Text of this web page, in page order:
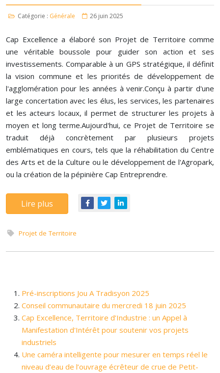
Catégorie : Générale 26 juin 2025
Cap Excellence a élaboré son Projet de Territoire comme
une véritable boussole pour guider son action et ses
investissements. Comparable à un GPS stratégique, il définit
la vision commune et les priorités de développement de
l'agglomération pour les années à venir.Conçu à partir d'une
large concertation avec les élus, les services, les partenaires
et les acteurs locaux, il permet de structurer les projets à
moyen et long terme.Aujourd'hui, ce Projet de Territoire se
traduit déjà concrètement par plusieurs projets
emblématiques en cours, tels que la réhabilitation du Centre
des Arts et de la Culture ou le développement de l'Agropark,
ou la création de la pépinière Cap Entreprendre.
Lire plus
Projet de Territoire
Pré-inscriptions Jou A Tradisyon 2025
Conseil communautaire du mercredi 18 juin 2025
Cap Excellence, Territoire d’Industrie : un Appel à
Manifestation d'Intérêt pour soutenir vos projets
industriels
Une caméra intelligente pour mesurer en temps réel le
niveau d’eau de l’ouvrage écrêteur de crue de Petit-